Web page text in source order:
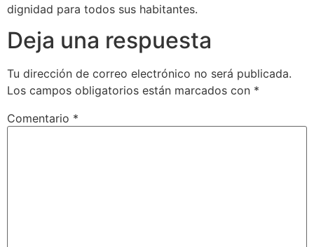
dignidad para todos sus habitantes.
Deja una respuesta
Tu dirección de correo electrónico no será publicada.
Los campos obligatorios están marcados con *
Comentario *